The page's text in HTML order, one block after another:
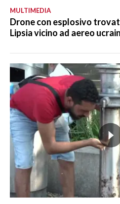
MULTIMEDIA
Drone con esplosivo
Lipsia vicino ad aereo